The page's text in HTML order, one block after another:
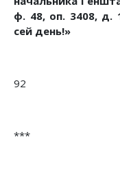
ф. 48, оп. 3408, д.
сей день!»
92
***